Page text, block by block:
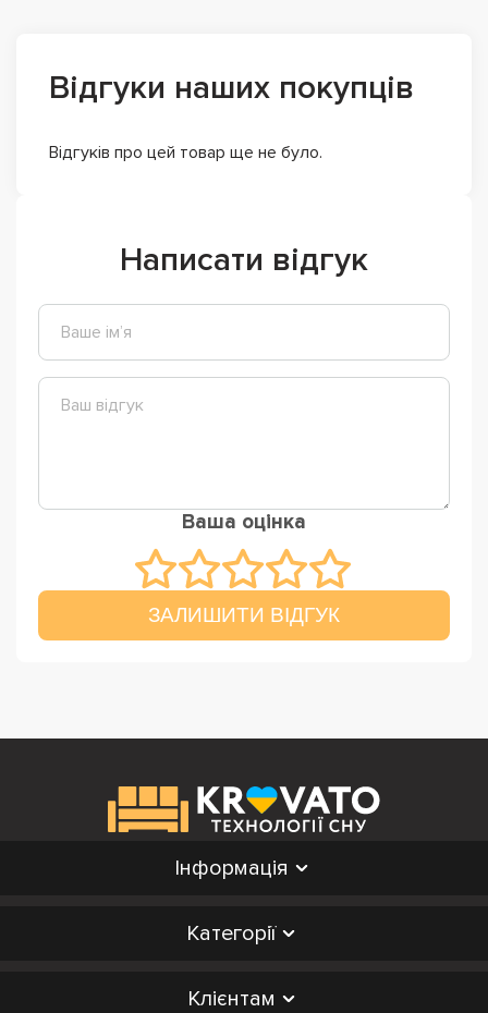
Відгуки наших покупців
Відгуків про цей товар ще не було.
Написати відгук
Ваша оцінка
ЗАЛИШИТИ ВІДГУК
Інформація
Категорії
Клієнтам